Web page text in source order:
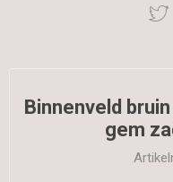
Binnenveld
gem